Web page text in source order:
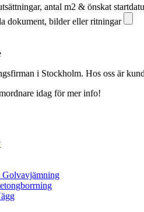
antal m2 & önskat
dokument, bilder eller ritningar
i Stockholm. Hos oss är
idag för mer info!